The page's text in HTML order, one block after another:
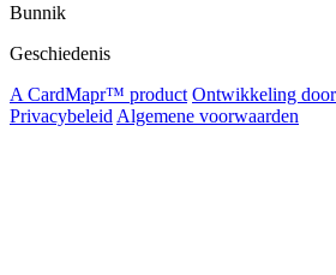
Bunnik
Geschiedenis
A CardMapr™ product Ontwikkeling
Privacybeleid Algemene voorwaarden